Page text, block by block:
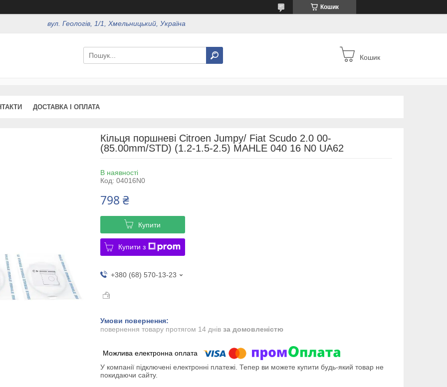
Кошик
вул. Геологів, 1/1, Хмельницький, Україна
Кошик
ДОСТАВКА І ОПЛАТА
Кільця поршневі Citroen Jumpy/ Fiat Scudo 2.0 00-
(85.00mm/STD) (1.2-1.5-2.5) MAHLE 040 16 N0 UA62
В наявності
Код: 04016N0
798 ₴
Купити
Купити з
+380 (68) 570-13-23
повернення товару протягом 14 днів за домовленістю
У компанії підключені електронні платежі. Тепер ви можете купити будь-який товар не
покидаючи сайту.